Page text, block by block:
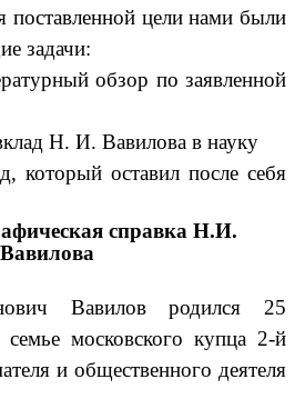
поставленной цели нами были
задачи:
обзор по заявленной
Н. И. Вавилова в науку
который оставил после себя
справка Н.И.
Вавилова
Вавилов родился 25
московского купца 2-й
и общественного деятеля